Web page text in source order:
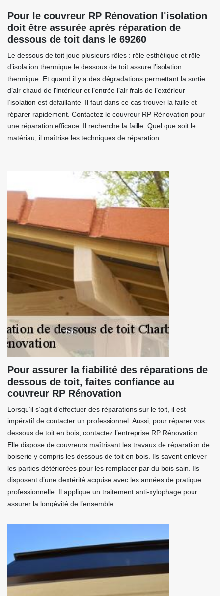
Pour le couvreur RP Rénovation l’isolation
doit être assurée après réparation de
dessous de toit dans le 69260
Le dessous de toit joue plusieurs rôles : rôle esthétique et rôle
d’isolation thermique le dessous de toit assure l’isolation
thermique. Et quand il y a des dégradations permettant la sortie
d’air chaud de l’intérieur et l’entrée l’air frais de l’extérieur
l’isolation est défaillante. Il faut dans ce cas trouver la faille et
réparer rapidement. Contactez le couvreur RP Rénovation pour
une réparation efficace. Il recherche la faille. Quel que soit le
matériau, il maîtrise les techniques de réparation.
Pour assurer la fiabilité des réparations de
dessous de toit, faites confiance au
couvreur RP Rénovation
Lorsqu’il s’agit d’effectuer des réparations sur le toit, il est
impératif de contacter un professionnel. Aussi, pour réparer vos
dessous de toit en bois, contactez l’entreprise RP Rénovation.
Elle dispose de couvreurs maîtrisant les travaux de réparation de
boiserie y compris les dessous de toit en bois. Ils savent enlever
les parties détériorées pour les remplacer par du bois sain. Ils
disposent d’une dextérité acquise avec les années de pratique
professionnelle. Il applique un traitement anti-xylophage pour
assurer la longévité de l’ensemble.